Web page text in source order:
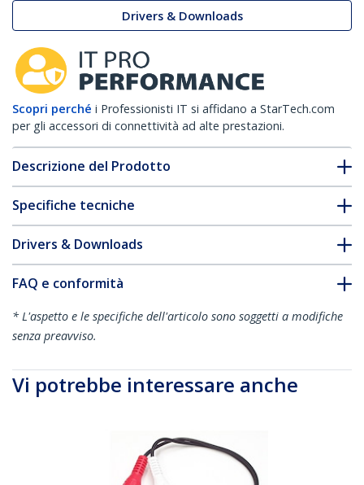
Drivers & Downloads
Scopri perché i Professionisti IT si affidano a StarTech.com
per gli accessori di connettività ad alte prestazioni.
Descrizione del Prodotto
Specifiche tecniche
Drivers & Downloads
FAQ e conformità
* L'aspetto e le specifiche dell'articolo sono soggetti a modifiche
senza preavviso.
Vi potrebbe interessare anche